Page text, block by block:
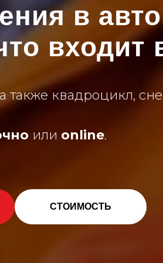
в
входит
также квадроцикл,
или online.
СТОИМОСТЬ